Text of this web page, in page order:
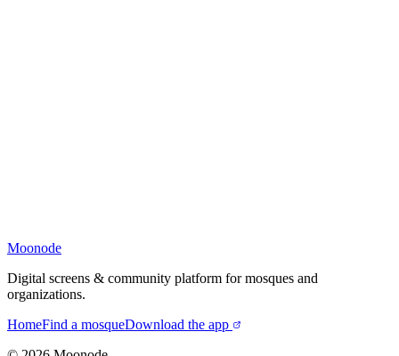
Moonode
Digital screens & community platform for mosques and
organizations.
HomeFind a mosqueDownload the app